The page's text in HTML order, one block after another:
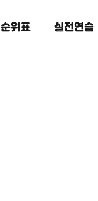
순위표 실전연습